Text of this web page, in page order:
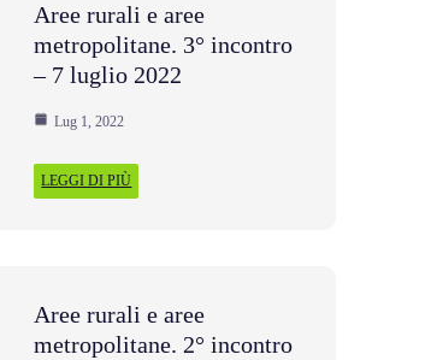
Aree rurali e aree
metropolitane. 3° incontro
– 7 luglio 2022
Lug 1, 2022
LEGGI DI PIÙ
Aree rurali e aree
metropolitane. 2° incontro